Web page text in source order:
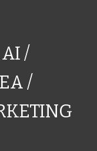
/
/